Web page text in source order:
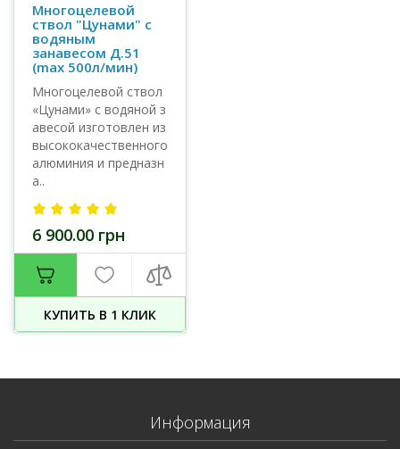
Многоцелевой
ствол "Цунами" с
водяным
занавесом Д.51
(max 500л/мин)
Многоцелевой ствол
«Цунами» с водяной з
авесой изготовлен из
высококачественного
алюминия и предназн
а..
6 900.00 грн
КУПИТЬ В 1 КЛИК
Информация